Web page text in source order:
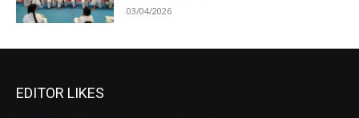
03/04/2026
EDITOR LIKES